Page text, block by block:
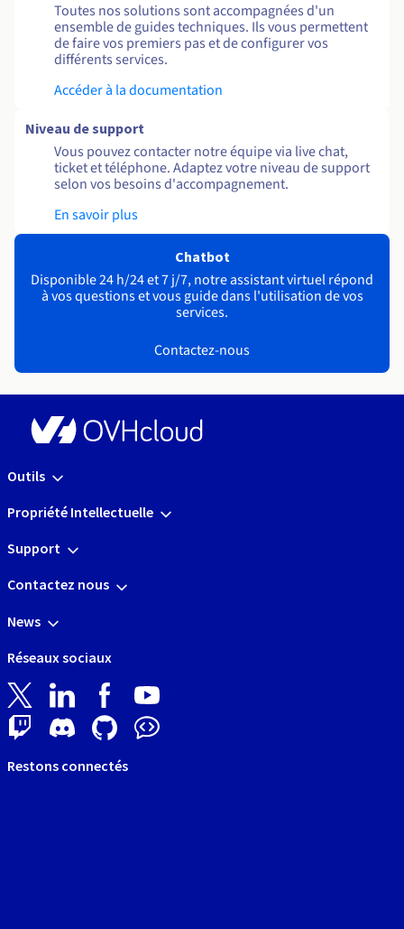
Toutes nos solutions sont accompagnées d'un
ensemble de guides techniques. Ils vous permettent
de faire vos premiers pas et de configurer vos
différents services.
Accéder à la documentation
Niveau de support
Vous pouvez contacter notre équipe via live chat,
ticket et téléphone. Adaptez votre niveau de support
selon vos besoins d'accompagnement.
En savoir plus
Chatbot
Disponible 24 h/24 et 7 j/7, notre assistant virtuel répond
à vos questions et vous guide dans l'utilisation de vos
services.
Contactez-nous
Outils
Propriété Intellectuelle
Support
Contactez nous
News
Réseaux sociaux
Restons connectés